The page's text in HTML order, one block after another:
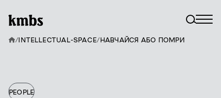
PEOPLE
/INTELLECTUAL-SPACE/НАВЧАЙСЯ АБО ПОМРИ